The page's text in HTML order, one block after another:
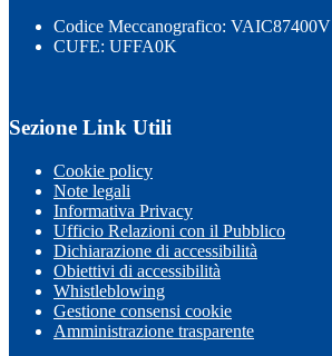
Codice Meccanografico: VAIC87400V
CUFE: UFFA0K
Sezione Link Utili
Cookie policy
Note legali
Informativa Privacy
Ufficio Relazioni con il Pubblico
Dichiarazione di accessibilità
Obiettivi di accessibilità
Whistleblowing
Gestione consensi cookie
Amministrazione trasparente